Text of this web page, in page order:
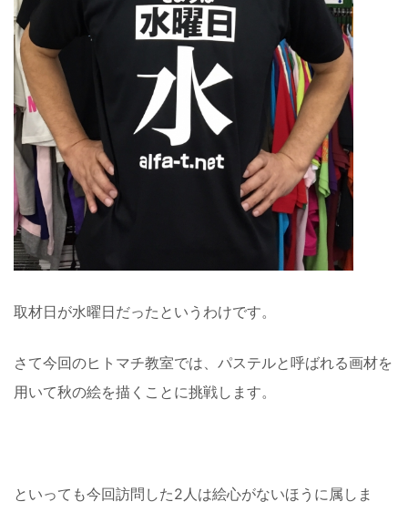
取材日が水曜日だったというわけです。
さて今回のヒトマチ教室では、パステルと呼ばれる画材を
用いて秋の絵を描くことに挑戦します。
といっても今回訪問した2人は絵心がないほうに属しま